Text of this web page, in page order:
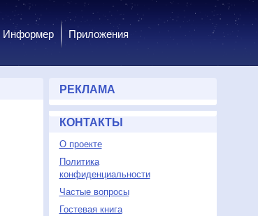
Информер Приложения
РЕКЛАМА
КОНТАКТЫ
О проекте
Политика
конфиденциальности
Частые вопросы
Гостевая книга